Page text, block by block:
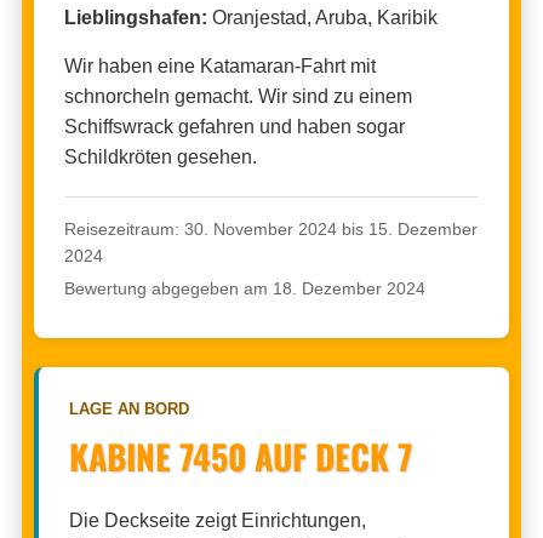
Lieblingshafen: Oranjestad, Aruba, Karibik
Wir haben eine Katamaran-Fahrt mit
schnorcheln gemacht. Wir sind zu einem
Schiffswrack gefahren und haben sogar
Schildkröten gesehen.
Reisezeitraum: 30. November 2024 bis 15. Dezember
2024
Bewertung abgegeben am 18. Dezember 2024
LAGE AN BORD
KABINE 7450 AUF DECK 7
Die Deckseite zeigt Einrichtungen,